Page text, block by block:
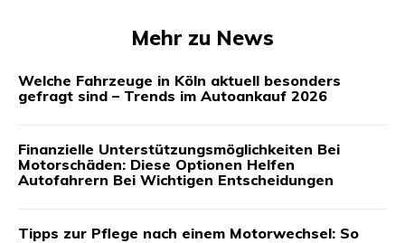
Mehr zu News
Welche Fahrzeuge in Köln aktuell besonders
gefragt sind – Trends im Autoankauf 2026
Finanzielle Unterstützungsmöglichkeiten Bei
Motorschäden: Diese Optionen Helfen
Autofahrern Bei Wichtigen Entscheidungen
Tipps zur Pflege nach einem Motorwechsel: So